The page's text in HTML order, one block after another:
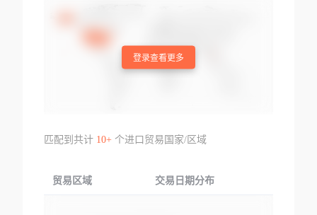
登录查看更多
匹配到共计 10+个进口贸易国家/区域
贸易区域 交易日期分布